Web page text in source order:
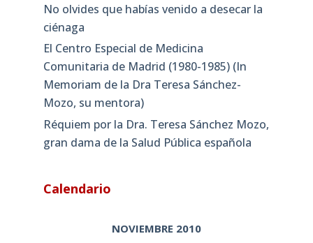
No olvides que habías venido a desecar la
ciénaga
El Centro Especial de Medicina
Comunitaria de Madrid (1980-1985) (In
Memoriam de la Dra Teresa Sánchez-
Mozo, su mentora)
Réquiem por la Dra. Teresa Sánchez Mozo,
gran dama de la Salud Pública española
Calendario
NOVIEMBRE 2010